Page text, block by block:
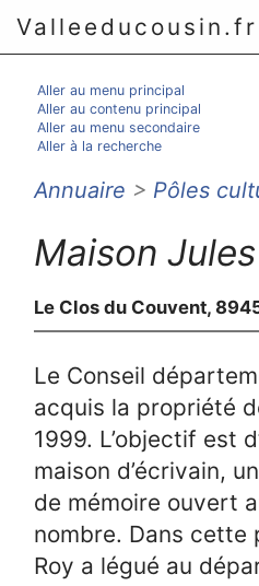
Valleeducousin.fr
Aller au menu principal
Aller au contenu principal
Aller au menu secondaire
Aller à la recherche
Annuaire > Pôles
Maison
Le Clos du Couvent,
Le Conseil
acquis la propriété
1999. L’objectif est
maison d’écrivain,
de mémoire ouvert
nombre. Dans cette
Roy a légué au